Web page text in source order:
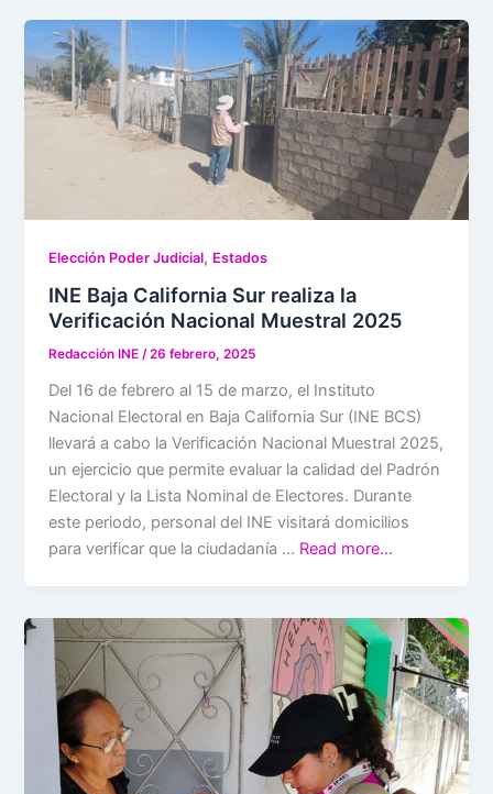
Elección Poder Judicial, Estados
INE Baja California Sur realiza la
Verificación Nacional Muestral 2025
Redacción INE/26 febrero, 2025
Del 16 de febrero al 15 de marzo, el Instituto
Nacional Electoral en Baja California Sur (INE BCS)
llevará a cabo la Verificación Nacional Muestral 2025,
un ejercicio que permite evaluar la calidad del Padrón
Electoral y la Lista Nominal de Electores. Durante
este periodo, personal del INE visitará domicilios
para verificar que la ciudadanía … Read more…